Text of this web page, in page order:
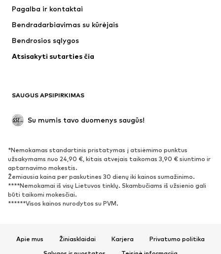
Marškinėliai ir palaidinės
Striukės
Megztiniai ir megzti drabužiai
Apatiniai
Paltai
Proginiai
Išskirtiniai
BATAI
Naujienos
Sportbačiai
Aulinukai
Batai su kulniukais
Auliniai batai
Įsispiriami bateliai
Šlepetės
Pagalba ir kontaktai
Bendradarbiavimas su kūrėjais
Bendrosios sąlygos
Atsisakyti sutarties čia
SAUGUS APSIPIRKIMAS
Su mumis tavo duomenys saugūs!
*Nemokamas standartinis pristatymas į atsiėmimo punktus
užsakymams nuo 24,90 €, kitais atvejais taikomas 3,90 € siuntimo ir
aptarnavimo mokestis.
Žemiausia kaina per paskutines 30 dienų iki kainos sumažinimo.
****Nemokamai iš visų Lietuvos tinklų. Skambučiams iš užsienio gali
būti taikomi mokesčiai.
******Visos kainos nurodytos su PVM.
Apie mus Žiniasklaidai Karjera
Privatumo politika